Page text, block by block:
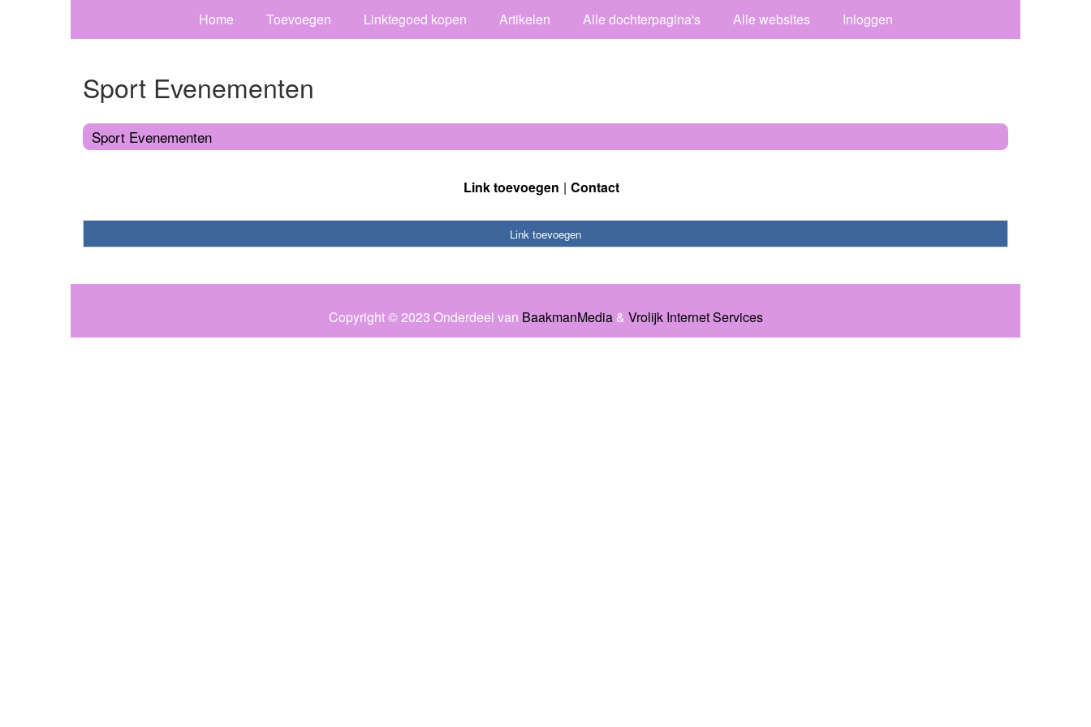
Home Toevoegen Linktegoed kopen Artikelen Alle dochterpagina's Alle websites Inloggen
Sport Evenementen
Sport Evenementen
Link toevoegen Contact
Link toevoegen
Copyright © 2023 Onderdeel van BaakmanMedia& Vrolijk Internet Services